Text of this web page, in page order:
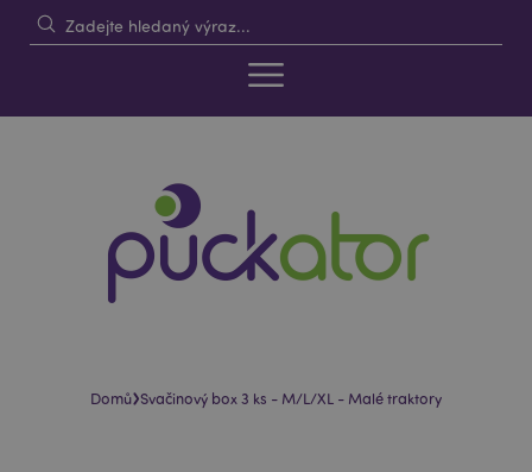
Domů›Svačinový box 3 ks - M/L/XL - Malé traktory